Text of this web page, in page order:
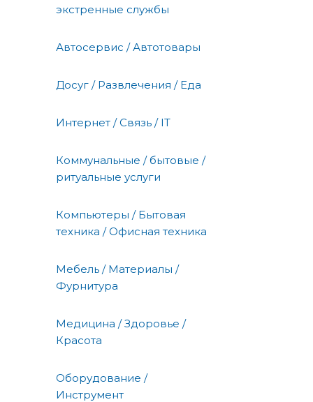
экстренные службы
Автосервис / Автотовары
Досуг / Развлечения / Еда
Интернет / Связь / IT
Коммунальные / бытовые /
ритуальные услуги
Компьютеры / Бытовая
техника / Офисная техника
Мебель / Материалы /
Фурнитура
Медицина / Здоровье /
Красота
Оборудование /
Инструмент